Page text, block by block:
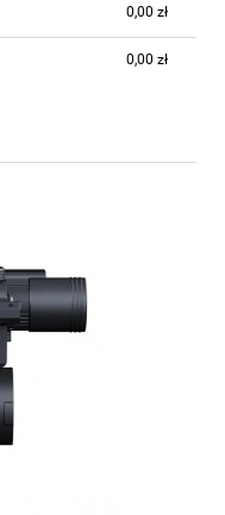
0,00 zł
0,00 zł